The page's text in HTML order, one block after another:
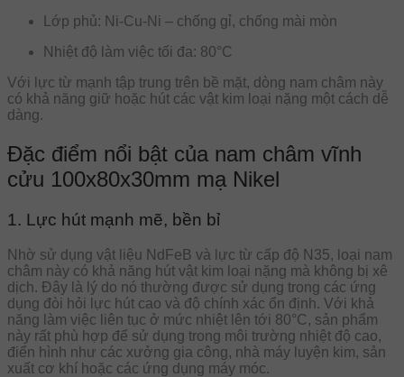
Lớp phủ: Ni-Cu-Ni – chống gỉ, chống mài mòn
Nhiệt độ làm việc tối đa: 80°C
Với lực từ mạnh tập trung trên bề mặt, dòng nam châm này
có khả năng giữ hoặc hút các vật kim loại nặng một cách dễ
dàng.
Đặc điểm nổi bật của nam châm vĩnh
cửu 100x80x30mm mạ Nikel
1. Lực hút mạnh mẽ, bền bỉ
Nhờ sử dụng vật liệu NdFeB và lực từ cấp độ N35, loại nam
châm này có khả năng hút vật kim loại nặng mà không bị xê
dịch. Đây là lý do nó thường được sử dụng trong các ứng
dụng đòi hỏi lực hút cao và độ chính xác ổn định. Với khả
năng làm việc liên tục ở mức nhiệt lên tới 80°C, sản phẩm
này rất phù hợp để sử dụng trong môi trường nhiệt độ cao,
điển hình như các xưởng gia công, nhà máy luyện kim, sản
xuất cơ khí hoặc các ứng dụng máy móc.